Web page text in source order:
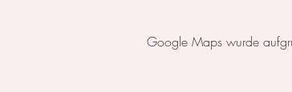
erlernen die
Google Maps wurde